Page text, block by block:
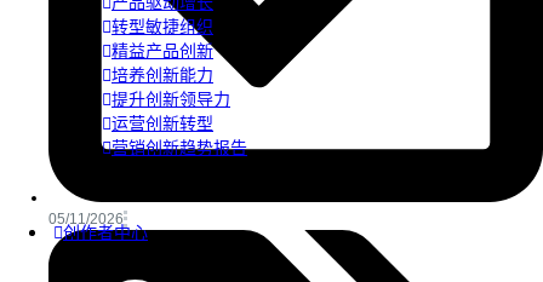
转型敏捷组织
精益产品创新
培养创新能力
提升创新领导力
运营创新转型
营销创新趋势报告
创作者中心
05/11/2026